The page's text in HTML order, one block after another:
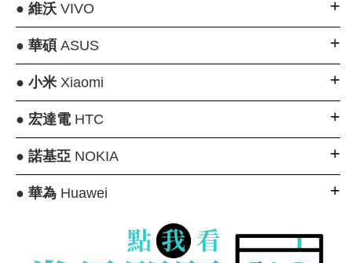
● 維沃VIVO
● 華碩 ASUS
● 小米Xiaomi
● 宏達電HTC
● 諾基亞NOKIA
● 華為Huawei